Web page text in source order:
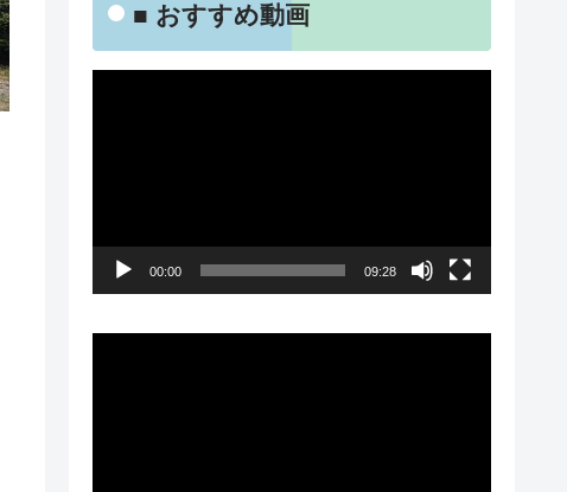
■ おすすめ動画
00:00 09:28